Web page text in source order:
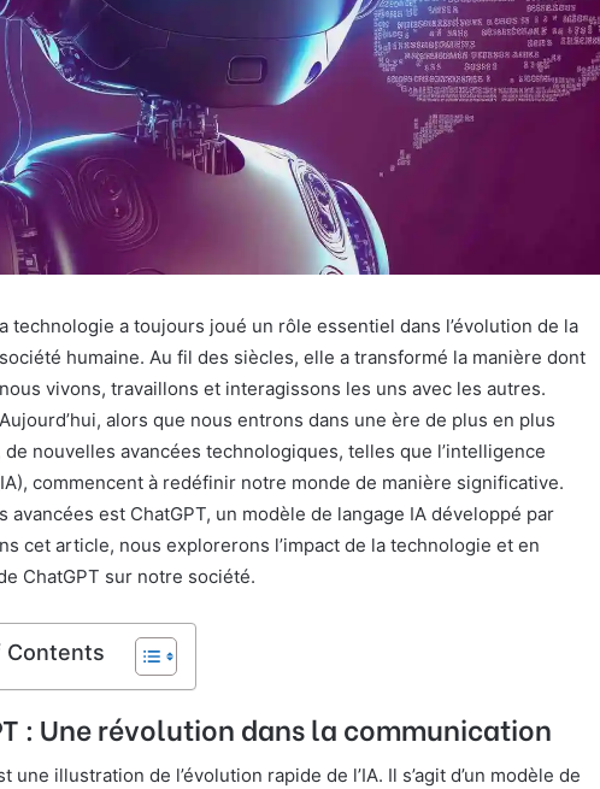
a technologie a toujours joué un rôle essentiel dans l’évolution de la
société humaine. Au fil des siècles, elle a transformé la manière dont
nous vivons, travaillons et interagissons les uns avec les autres.
Aujourd’hui, alors que nous entrons dans une ère de plus en plus
de nouvelles avancées technologiques, telles que l’intelligence
commencent à redéfinir notre monde de manière significative.
avancées est ChatGPT, un modèle de langage IA développé par
cet article, nous explorerons l’impact de la technologie et en
ChatGPT sur notre société.
Contents
: Une révolution dans la communication
une illustration de l’évolution rapide de l’IA. Il s’agit d’un modèle de